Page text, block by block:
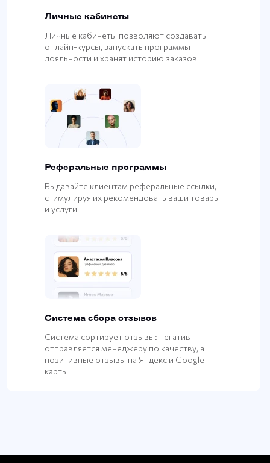
Личные кабинеты
Реферальные программы
Система сбора отзывов
Личные кабинеты позволяют создавать
онлайн-курсы, запускать программы
лояльности и хранят историю заказов
Выдавайте клиентам реферальные ссылки,
стимулируя их рекомендовать ваши товары
и услуги
Система сортирует отзывы: негатив
отправляется менеджеру по качеству, а
позитивные отзывы на Яндекс и Google
карты